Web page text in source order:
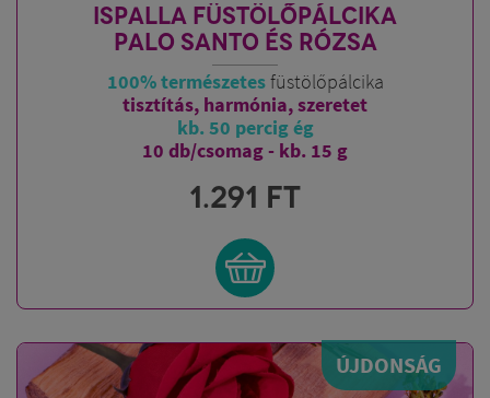
ISPALLA FÜSTÖLŐPÁLCIKA
PALO SANTO ÉS RÓZSA
100% természetesfüstölőpálcika
tisztítás, harmónia, szeretet
kb. 50 percig ég
10 db/csomag - kb. 15 g
1.291 FT
ÚJDONSÁG